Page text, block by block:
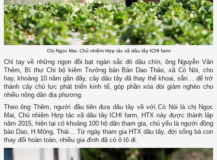
Chị Ngọc Mai, Chủ nhiệm Hợp tác xã dâu tây ICHI farm
Chỉ tay về những ngọn đồi bạt ngàn sắc đỏ dâu chín, ông Nguyễn Văn
Thêm, Bí thư Chi bộ kiêm Trưởng bản Bản Dao Thảo, xã Cò Nòi, cho
hay, khoảng 10 năm gần đây, cây dâu tây đã thay thế khoai, sắn… để trở
thành cây chủ lực phát triển kinh tế, góp phần xóa đói giảm nghèo cho
nhiều nông dân địa phương.
Theo ông Thêm, người đầu tiên đưa dâu tây về với Cò Nòi là chị Ngọc
Mai, Chủ nhiệm Hợp tác xã dâu tây ICHI farm, HTX này được thành lập
năm 2015, hiện tại có khoảng 100 hộ dân tham gia, chủ yếu là người đồng
bào Dao, H Mông, Thái… Từ ngày tham gia HTX dâu tây, đời sống bà con
thay đổi hoàn toàn, nhiều gia đình đã có ô tô đi.